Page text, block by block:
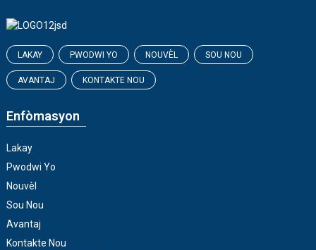
LAKAY PWODWI YO NOUVÈL SOU NOU
AVANTAJ KONTAKTE NOU
Enfòmasyon
Lakay
Pwodwi Yo
Nouvèl
Sou Nou
Avantaj
Kontakte Nou